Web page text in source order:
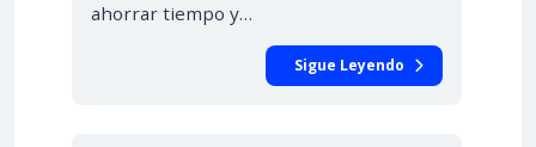
ahorrar tiempo y…
Sigue Leyendo